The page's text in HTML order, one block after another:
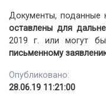
Документы, поданные
оставлены для
2019 г. или могут
письменному
Опубликовано:
28.06.19 11:21:00